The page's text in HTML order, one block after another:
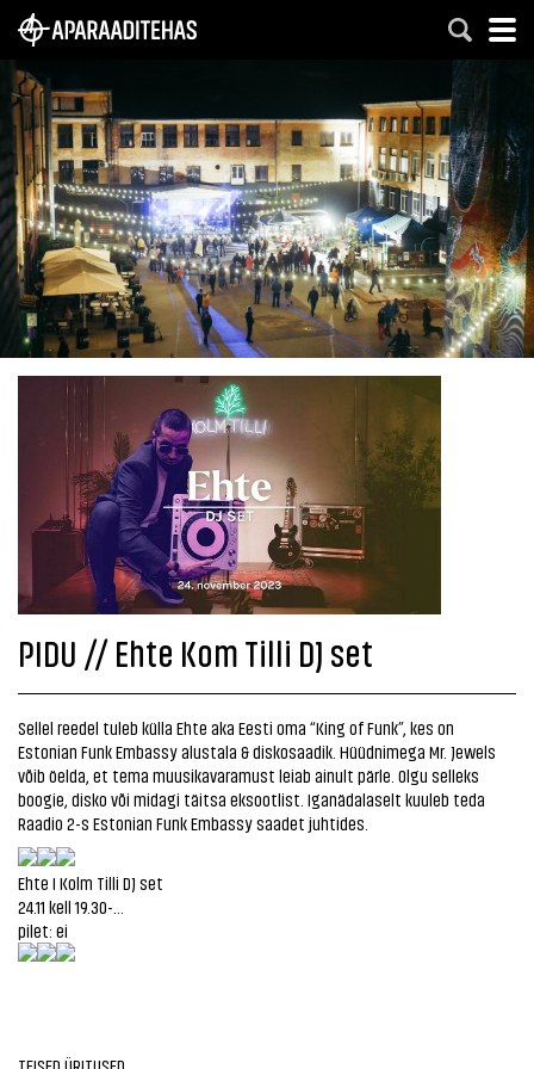
PIDU // Ehte Kom Tilli DJ set
Sellel reedel tuleb külla Ehte aka Eesti oma “King of Funk”, kes on
Estonian Funk Embassy alustala & diskosaadik. Hüüdnimega Mr. Jewels
võib öelda, et tema muusikavaramust leiab ainult pärle. Olgu selleks
boogie, disko või midagi täitsa eksootlist. Iganädalaselt kuuleb teda
Raadio 2-s Estonian Funk Embassy saadet juhtides.
Ehte I Kolm Tilli DJ set
24.11 kell 19.30-...
pilet: ei